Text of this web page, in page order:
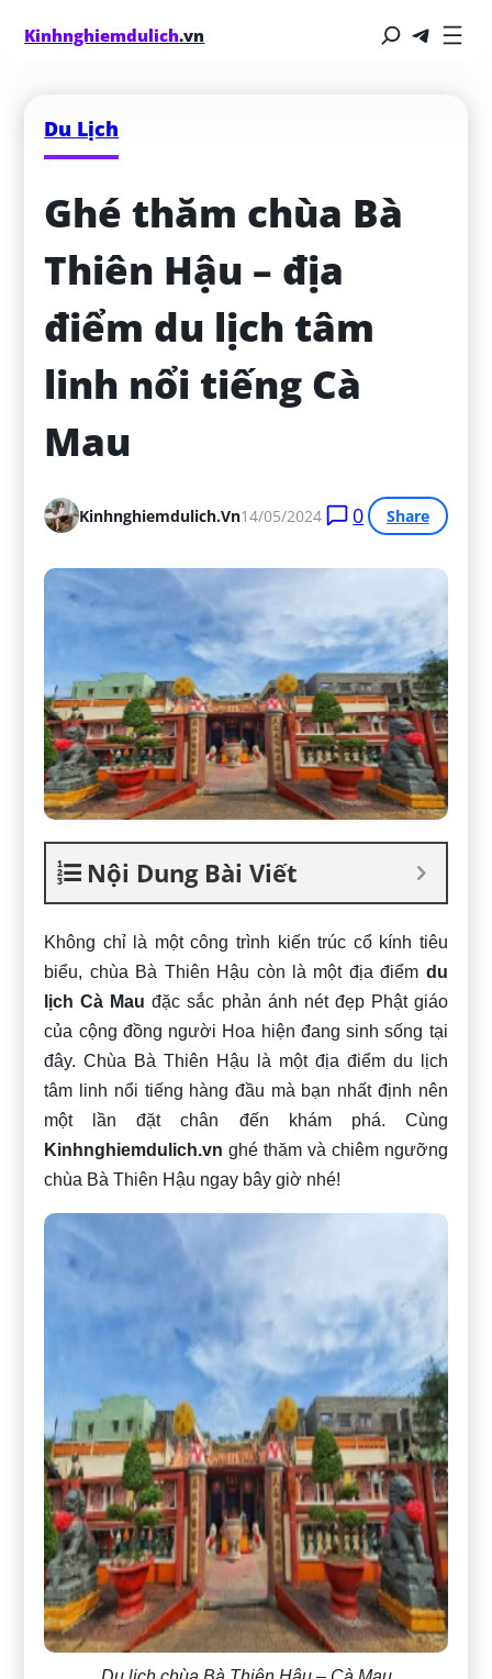
Kinhnghiemdulich.vn
Du Lịch
Ghé thăm chùa Bà
Thiên Hậu – địa
điểm du lịch tâm
linh nổi tiếng Cà
Mau
Kinhnghiemdulich.vn14/05/2024 0 Share
Nội Dung Bài Viết
Không chỉ là một công trình kiến trúc cổ kính tiêu
biểu, chùa Bà Thiên Hậu còn là một địa điểm du
lịch Cà Mau đặc sắc phản ánh nét đẹp Phật giáo
của cộng đồng người Hoa hiện đang sinh sống tại
đây. Chùa Bà Thiên Hậu là một địa điểm du lịch
tâm linh nổi tiếng hàng đầu mà bạn nhất định nên
một lần đặt chân đến khám phá. Cùng
Kinhnghiemdulich.vn ghé thăm và chiêm ngưỡng
chùa Bà Thiên Hậu ngay bây giờ nhé!